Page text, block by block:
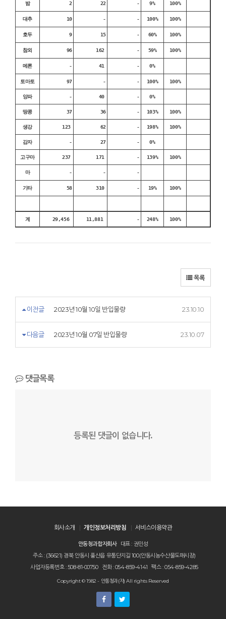
밤 2 22 - 9% 100%
대추 10 - - 100% 100%
호두 9 15 - 60% 100%
참외 96 162 - 59% 100%
메론 - 41 - 0%
토마토 97 - - 100% 100%
양파 - 40 - 0%
땅콩 37 36 - 103% 100%
생강 123 62 - 198% 100%
감자 - 27 - 0%
고구마 237 171 - 139% 100%
마 - - -
기타 58 310 - 19% 100%
계 29,456 11,881 - 248% 100%
목록
이전글 2023년 10월 10일 반입물량 23.10.10
다음글 2023년 10월 07일 반입물량 23.10.07
댓글목록
등록된 댓글이 없습니다.
회사소개 개인정보처리방침 서비스이용약관
안동청과합자회사
대표 : 권민성
주소 : (36621) 경북 안동시 풍산읍 유통단지길 100(안동시농수산물도매시장)
사업자등록번호 : 508-81-00750
전화 : 054-859-4141 팩스 : 054-859-4285
Copyright © 1982 - 안동청과(자) All rights Reserved